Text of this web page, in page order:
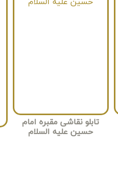
تابلو نقاشی مقبره امام
حسین علیه السلام